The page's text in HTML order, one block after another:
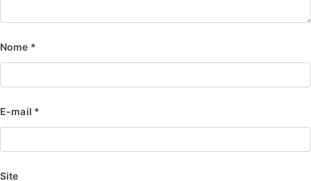
Nome *
E-mail *
Site